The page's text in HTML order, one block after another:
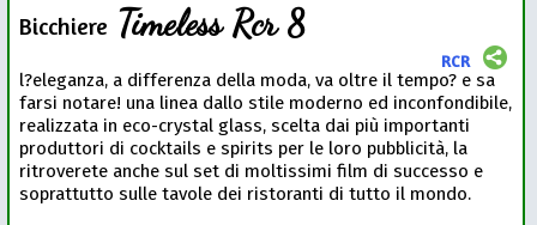
Bicchiere Timeless Rcr 8
RCR
l?eleganza, a differenza della moda, va oltre il tempo? e sa
farsi notare! una linea dallo stile moderno ed inconfondibile,
realizzata in eco-crystal glass, scelta dai più importanti
produttori di cocktails e spirits per le loro pubblicità, la
ritroverete anche sul set di moltissimi film di successo e
soprattutto sulle tavole dei ristoranti di tutto il mondo.